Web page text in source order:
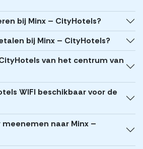
bij Minx – CityHotels?
bij Minx – CityHotels?
van het centrum van
WIFI beschikbaar voor de
meenemen naar Minx –